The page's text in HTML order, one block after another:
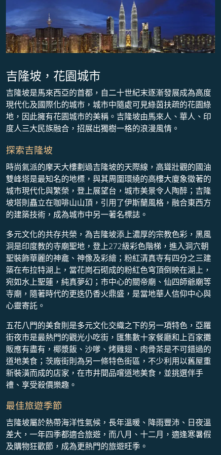
吉隆坡，花園城市
吉隆坡是馬來西亞的首都，自二十世紀末逐漸發展成為高度
現代化及國際化的城市，城市中隨處可見綠茵扶疏的花園綠
地，因此擁有花園城市的美稱。吉隆坡由馬來人、華人、印
度人三大民族融合，招展出獨樹一格的浪漫風情。
探索吉隆坡
時尚氣派的摩天大樓劃過吉隆坡的天際線，高聳壯觀的國油
雙峰塔是最知名的地標，與其周圍環繞的高樓大廈象徵著的
城市現代化與繁榮，登上展望台，城市美景令人陶醉；吉隆
坡塔則矗立在咖啡山山頂，引用了伊斯蘭風格，融合東西方
的建築技術，成為城市中另一著名標誌。
多元文化的共存共榮，為吉隆坡添上濃厚的宗教色彩，黑風
洞是印度教的寺廟聖地，登上272級彩色階梯，進入洞穴朝
聖裝飾華麗的神龕、神像及彩繪；粉紅清真寺有四分之三建
築在布拉特湖上，當花崗石砌成的粉紅色穹頂倒映在湖上，
宛如水上聖蓮，純真夢幻；市中心的關帝廟、仙四師爺廟等
寺廟，隨著時代的更迭仍香火鼎盛，是當地華人信仰中心與
心靈寄託。
五花八門的美食則是多元文化交織之下的另一項特色，亞羅
街夜市是最熱門的觀光小吃街，匯集數十家餐廳和上百家攤
販應有盡有，椰漿飯、沙嗲、烤雞翅、肉骨茶是不可錯過的
道地美食；茨廠街則為另一條特色街區，不少利用以舊屋重
新裝潢而成的店家，在市井間品嚐道地美食，並挑選伴手
禮、享受殺價樂趣。
最佳旅遊季節
吉隆坡屬於熱帶海洋性氣候，長年溫暖、降雨豐沛、日夜溫
差大，一年四季都適合旅遊，而八月、十二月，適逢寒暑假
及購物狂歡節，成為更熱門的旅遊旺季。